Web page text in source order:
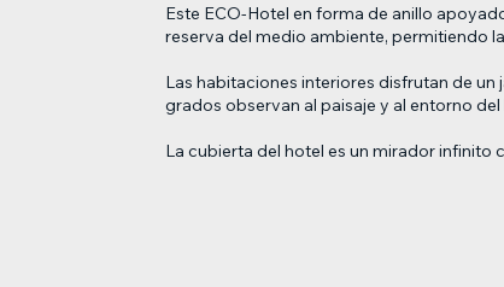
Este ECO-Hotel en forma de anillo
reserva del medio ambiente, permitiendo
Las habitaciones interiores disfrutan de
grados observan al paisaje y al entorno
La cubierta del hotel es un mirador